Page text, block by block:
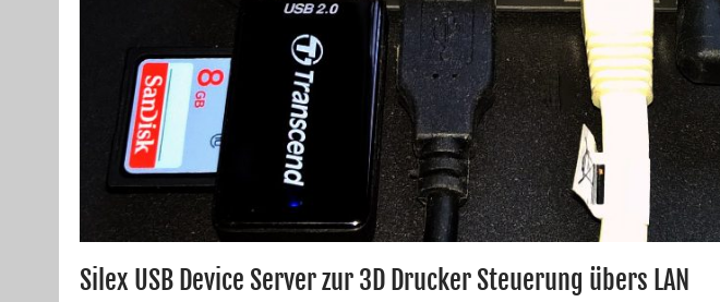
Silex USB Device Server zur 3D Drucker Steuerung übers LAN